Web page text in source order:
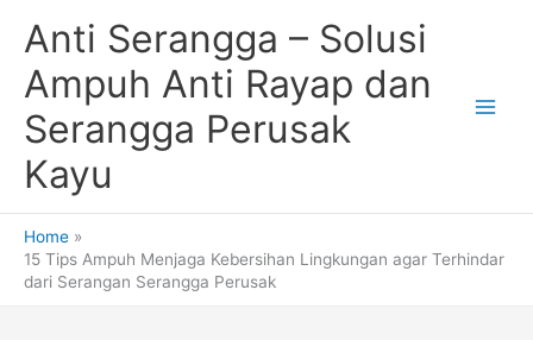
Anti Serangga – Solusi
Ampuh Anti Rayap dan
Serangga Perusak
Kayu
Home
15 Tips Ampuh Menjaga Kebersihan Lingkungan agar Terhindar
dari Serangan Serangga Perusak